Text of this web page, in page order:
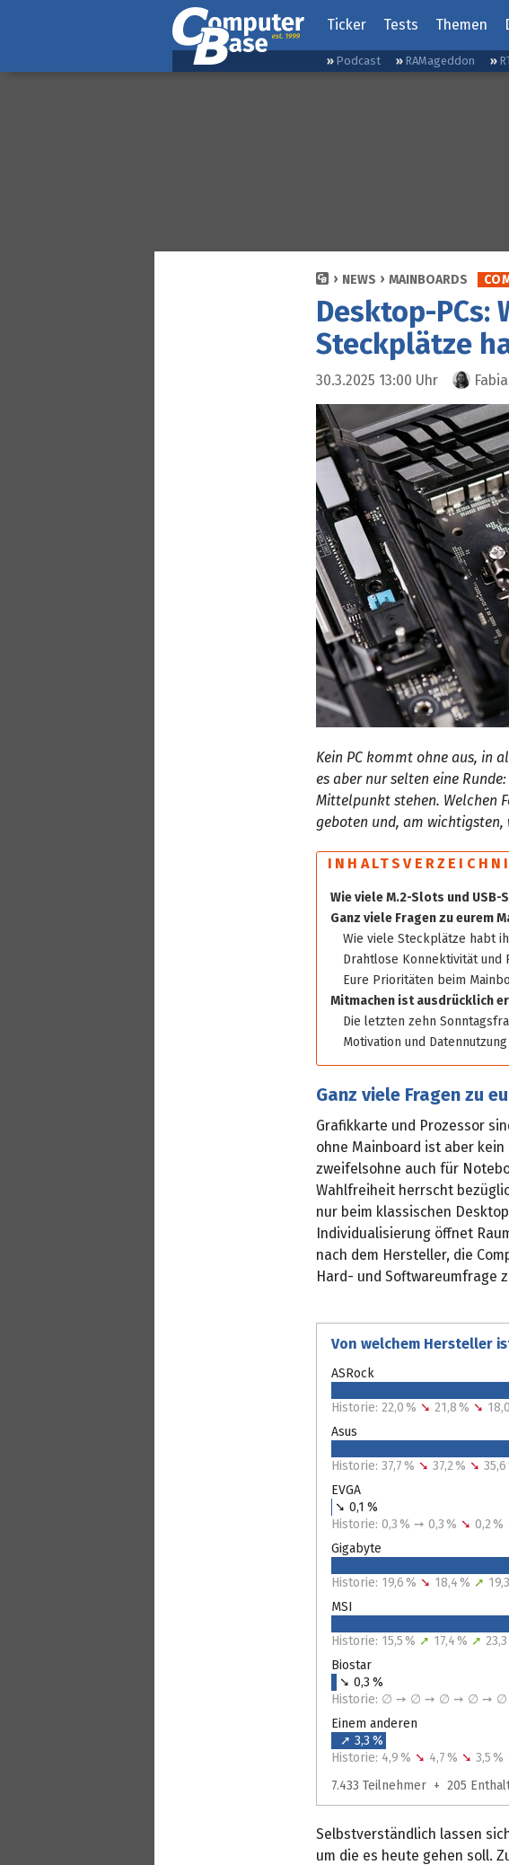
Ticker Tests Themen
Podcast RAMageddon
NEWS MAINBOARDS
Desktop-PCs:
Steckplätze
30.3.2025 13:00 Uhr
Kein PC kommt ohne aus, in
es aber nur selten eine
Mittelpunkt stehen. Welchen
geboten und, am wichtigsten,
Wie viele M.2-Slots und
Ganz viele Fragen zu eurem
Wie viele Steckplätze habt
Drahtlose Konnektivität und
Eure Prioritäten beim
Mitmachen ist ausdrücklich
Die letzten zehn
Motivation und Datennutzung
Ganz viele Fragen zu
Grafikkarte und Prozessor
ohne Mainboard ist aber
zweifelsohne auch für
Wahlfreiheit herrscht
nur beim klassischen
Individualisierung öffnet
nach dem Hersteller, die
Hard- und Softwareumfrage
Von welchem Hersteller
ASRock
Historie: 22,0 % ➘ 21,8 % ➘
Asus
Historie: 37,7 % ➘ 37,2 % ➘ 35,6
EVGA
➘ 0,1 %
Historie: 0,3 % ➙ 0,3 % ➘ 0,2 %
Gigabyte
Historie: 19,6 % ➘ 18,4 % ➚
MSI
Historie: 15,5 % ➚ 17,4 % ➚ 23,3
Biostar
➘ 0,3 %
Historie: ∅ ➙ ∅ ➙ ∅ ➙ ∅ ➙ ∅
Einem anderen
➚ 3,3 %
Historie: 4,9 % ➘ 4,7 % ➘ 3,5 %
7.433 Teilnehmer + 205
Selbstverständlich lassen
um die es heute gehen soll.